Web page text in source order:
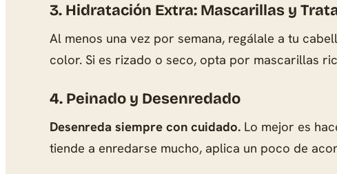
3. Hidratación Extra: Mascarillas y
Al menos una vez por semana, regálale a tu
color. Si es rizado o seco, opta por mascarillas
4. Peinado y Desenredado
Desenreda siempre con cuidado. Lo mejor es
tiende a enredarse mucho, aplica un poco de